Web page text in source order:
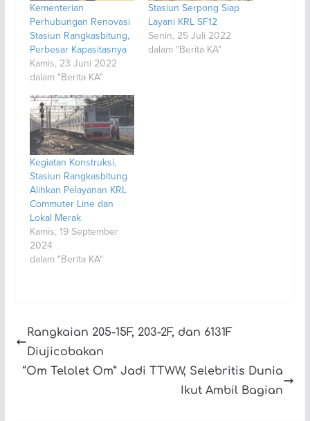
Kementerian
Perhubungan Renovasi
Stasiun Rangkasbitung,
Perbesar Kapasitasnya
Kamis, 23 Juni 2022
dalam "Berita KA"
Stasiun Serpong Siap
Layani KRL SF12
Senin, 25 Juli 2022
dalam "Berita KA"
Kegiatan Konstruksi,
Stasiun Rangkasbitung
Alihkan Pelayanan KRL
Commuter Line dan
Lokal Merak
Kamis, 19 September
2024
dalam "Berita KA"
Rangkaian 205-15F, 203-2F, dan 6131F
Diujicobakan
“Om Telolet Om” Jadi TTWW, Selebritis Dunia
Ikut Ambil Bagian